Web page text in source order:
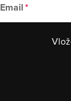
Email